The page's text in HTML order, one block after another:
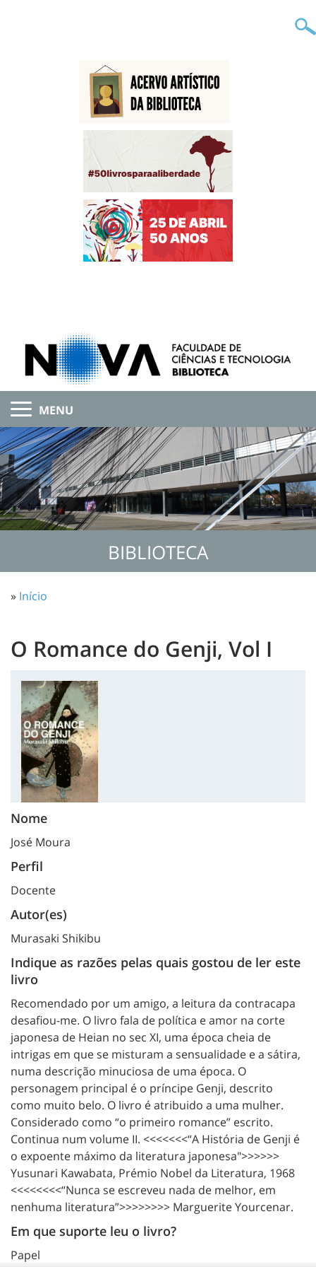
MENU
BIBLIOTECA
» Início
O Romance do Genji, Vol I
Nome
José Moura
Perfil
Docente
Autor(es)
Murasaki Shikibu
Indique as razões pelas quais gostou de ler este
livro
Recomendado por um amigo, a leitura da contracapa
desafiou-me. O livro fala de política e amor na corte
japonesa de Heian no sec XI, uma época cheia de
intrigas em que se misturam a sensualidade e a sátira,
numa descrição minuciosa de uma época. O
personagem principal é o príncipe Genji, descrito
como muito belo. O livro é atribuido a uma mulher.
Considerado como “o primeiro romance” escrito.
Continua num volume II. <<<<<<<“A História de Genji é
o expoente máximo da literatura japonesa">>>>>>
Yusunari Kawabata, Prémio Nobel da Literatura, 1968
<<<<<<<<“Nunca se escreveu nada de melhor, em
nenhuma literatura”>>>>>>>> Marguerite Yourcenar.
Em que suporte leu o livro?
Papel